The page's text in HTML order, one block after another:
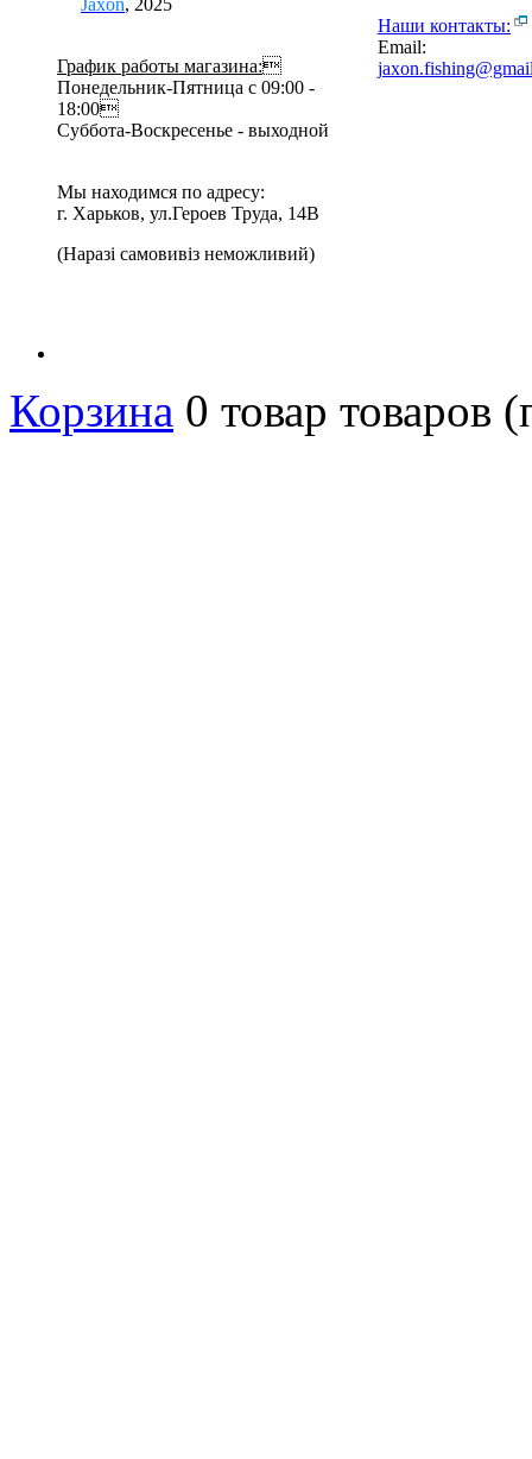
Jaxon, 2025
График работы магазина:
Понедельник-Пятница с 09:00 -
18:00
Суббота-Воскресенье - выходной
Мы находимся по адресу:
г. Харьков, ул.Героев Труда, 14В
(Наразі самовивіз неможливий)
Наши контакты:
Email:
Корзина 0 товар товаров